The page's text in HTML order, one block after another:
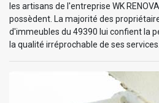
les artisans de l'entreprise WK
possèdent. La majorité des
d'immeubles du 49390 lui confient la
la qualité irréprochable de ses services.